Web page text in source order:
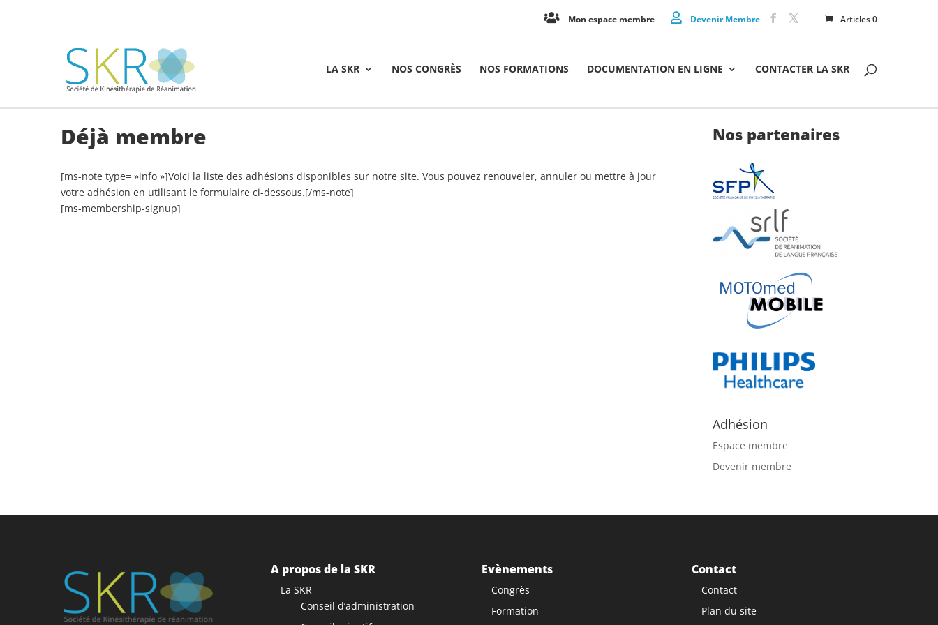
Articles 0
Mon espace membre Devenir Membre
LA SKR NOS CONGRÈS NOS FORMATIONS DOCUMENTATION EN LIGNE CONTACTER LA SKR
Déjà membre
[ms-note type= »info »]Voici la liste des adhésions disponibles sur notre site. Vous pouvez renouveler, annuler ou mettre à jour
votre adhésion en utilisant le formulaire ci-dessous.[/ms-note]
[ms-membership-signup]
Nos partenaires
Adhésion
Espace membre
Devenir membre
A propos de la SKR
La SKR
Conseil d’administration
Evènements
Congrès
Formation
Contact
Contact
Plan du site